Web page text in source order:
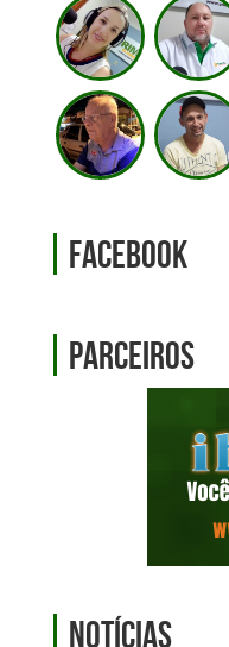
Facebook
Parceiros
Notícias